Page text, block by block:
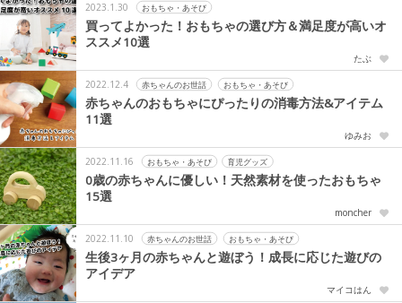
2023.1.30 おもちゃ・あそび
買ってよかった！おもちゃの選び方＆満足度が高いオ
ススメ10選
たぶ
2022.12.4 赤ちゃんのお世話 おもちゃ・あそび
赤ちゃんのおもちゃにぴったりの消毒方法&アイテム
11選
ゆみお
2022.11.16 おもちゃ・あそび 育児グッズ
0歳の赤ちゃんに優しい！天然素材を使ったおもちゃ
15選
moncher
2022.11.10 赤ちゃんのお世話 おもちゃ・あそび
生後3ヶ月の赤ちゃんと遊ぼう！成長に応じた遊びの
アイデア
マイコはん